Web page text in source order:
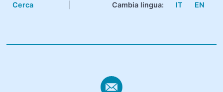
Cerca Cambia lingua: IT EN